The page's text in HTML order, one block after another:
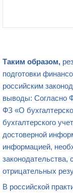
Таким образом,
подготовки
российским
выводы: Согласно
ФЗ «О
бухгалтерского
достоверной
информацией,
законодательства,
отрицательных
В российской